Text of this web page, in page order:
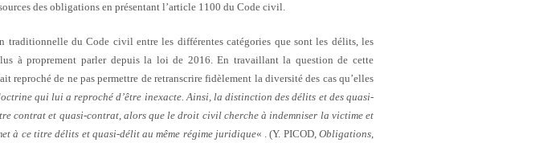
des obligations en présentant l’article 1100 du Code civil.
traditionnelle du Code civil entre les différentes catégories que sont les délits, les
à proprement parler depuis la loi de 2016. En travaillant la question de cette
de ne pas permettre de retranscrire fidèlement la diversité des cas qu’elles
qui lui a reproché d’être inexacte. Ainsi, la distinction des délits et des quasi-
contrat et quasi-contrat, alors que le droit civil cherche à indemniser la victime et
à ce titre délits et quasi-délit au même régime juridique« . (Y. PICOD,Obligations,